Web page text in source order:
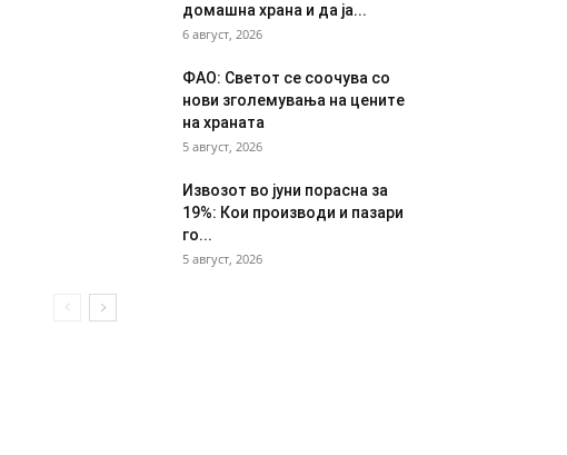
домашна храна и да ја...
6 август, 2026
ФАО: Светот се соочува со
нови зголемувања на цените
на храната
5 август, 2026
Извозот во јуни порасна за
19%: Кои производи и пазари
го...
5 август, 2026